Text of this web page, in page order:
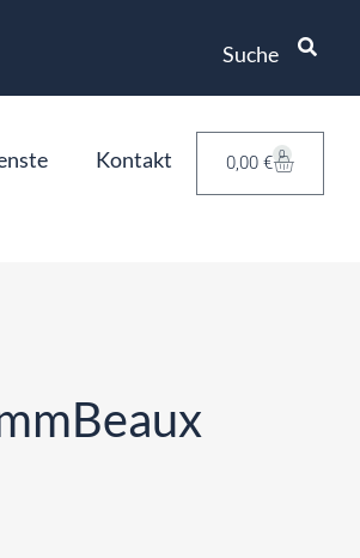
Suche
Kontakt 0,00 € 0